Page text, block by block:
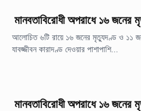
মানবতাবিরোধী অপরাধে ১৬ জনের
আলোচিত ৬টি রায়ে ১৬ জনের মৃত্যুদণ্ড ও ১১
যাবজ্জীবন কারাদণ্ড দেওয়ার পাশাপাশি...
মানবতাবিরোধী অপরাধে ১৬ জনের